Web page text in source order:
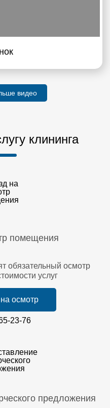
видео
клининга
помещения
обязательный осмотр
услуг
осмотр
23-76
предложения